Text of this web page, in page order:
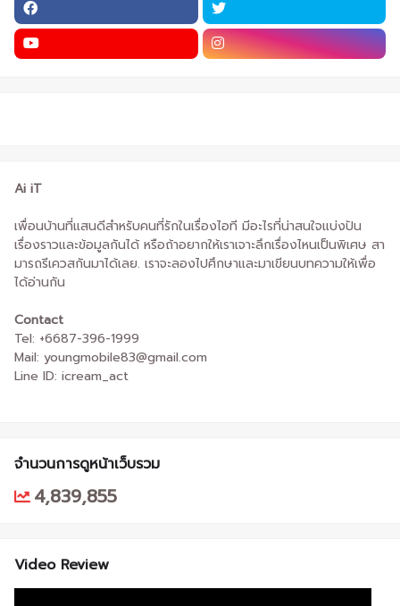
Ai iT
เพื่อนบ้านที่แสนดีสำหรับคนที่รักในเรื่องไอที มีอะไรที่น่าสนใจแบ่งปัน
เรื่องราวและข้อมูลกันได้ หรือถ้าอยากให้เราเจาะลึกเรื่องไหนเป็นพิเศษ สา
มารถรีเควสกันมาได้เลย. เราจะลองไปศึกษาและมาเขียนบทความให้เพื่อ
ได้อ่านกัน
Contact
Tel: +6687-396-1999
Mail: youngmobile83@gmail.com
Line ID: icream_act
จำนวนการดูหน้าเว็บรวม
4,839,855
Video Review